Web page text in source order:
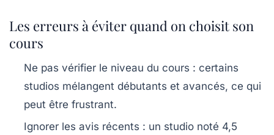
Les erreurs à éviter quand on choisit son
cours
Ne pas vérifier le niveau du cours : certains
studios mélangent débutants et avancés, ce qui
peut être frustrant.
Ignorer les avis récents : un studio noté 4,5